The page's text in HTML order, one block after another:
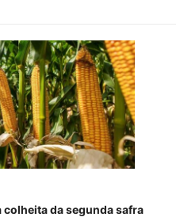
colheita da segunda safra